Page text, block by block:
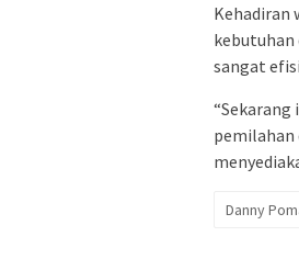
Kehadiran
kebutuhan
sangat
pemilahan
Danny